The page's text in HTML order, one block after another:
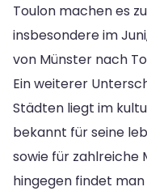
Toulon machen es
insbesondere im
von Münster nach
Ein weiterer
Städten liegt im
bekannt für seine
sowie für zahlreiche
hingegen findet